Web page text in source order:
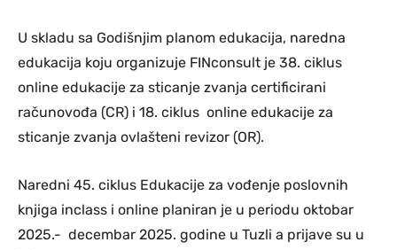
U skladu sa Godišnjim planom edukacija, naredna
edukacija koju organizuje FINconsult je 38. ciklus
online edukacije za sticanje zvanja certificirani
računovođa (CR) i 18. ciklus online edukacije za
sticanje zvanja ovlašteni revizor (OR).
Naredni 45. ciklus Edukacije za vođenje poslovnih
knjiga inclass i online planiran je u periodu oktobar
2025.- decembar 2025. godine u Tuzli a prijave su u